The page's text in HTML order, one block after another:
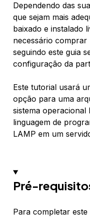
Dependendo das
que sejam mais
baixado e instalado
necessário
seguindo este guia
configuração da
Este tutorial usará
opção para uma
sistema
linguagem de
LAMP em um
Pré-
Para completar